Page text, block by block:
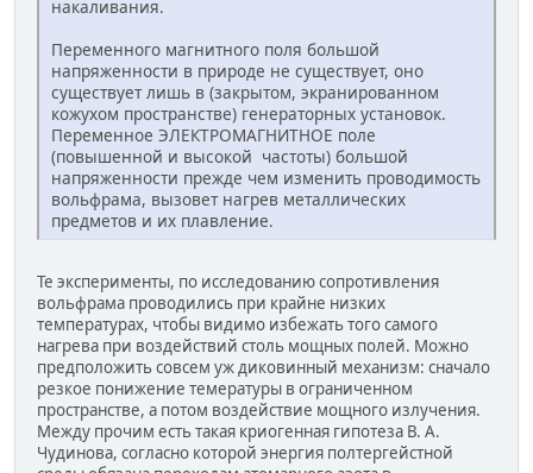
накаливания.
Переменного магнитного поля большой
напряженности в природе не существует, оно
существует лишь в (закрытом, экранированном
кожухом пространстве) генераторных установок.
Переменное ЭЛЕКТРОМАГНИТНОЕ поле
(повышенной и высокой частоты) большой
напряженности прежде чем изменить проводимость
вольфрама, вызовет нагрев металлических
предметов и их плавление.
Те эксперименты, по исследованию сопротивления
вольфрама проводились при крайне низких
температурах, чтобы видимо избежать того самого
нагрева при воздействий столь мощных полей. Можно
предположить совсем уж диковинный механизм: сначало
резкое понижение темературы в ограниченном
пространстве, а потом воздействие мощного излучения.
Между прочим есть такая криогенная гипотеза В. А.
Чудинова, согласно которой энергия полтергейстной